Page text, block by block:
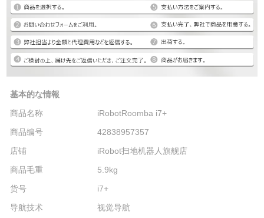
基本的な情報
商品名称
iRobotRoomba i7+
商品编号
42838957357
店铺
iRobot扫地机器人旗舰店
商品毛重
5.9kg
货号
i7+
导航技术
视觉导航